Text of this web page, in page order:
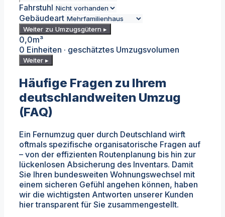
Fahrstuhl
Gebäudeart
Weiter zu Umzugsgütern ▸
0,0m³
0 Einheiten · geschätztes Umzugsvolumen
Weiter ▸
Häufige Fragen zu Ihrem
deutschlandweiten Umzug
(FAQ)
Ein Fernumzug quer durch Deutschland wirft
oftmals spezifische organisatorische Fragen auf
– von der effizienten Routenplanung bis hin zur
lückenlosen Absicherung des Inventars. Damit
Sie Ihren bundesweiten Wohnungswechsel mit
einem sicheren Gefühl angehen können, haben
wir die wichtigsten Antworten unserer Kunden
hier transparent für Sie zusammengestellt.